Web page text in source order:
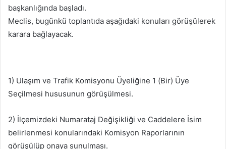
başkanlığında başladı.
Meclis, bugünkü toplantıda aşağıdaki konuları görüşülerek
karara bağlayacak.
1) Ulaşım ve Trafik Komisyonu Üyeliğine 1 (Bir) Üye
Seçilmesi hususunun görüşülmesi.
2) İlçemizdeki Numarataj Değişikliği ve Caddelere İsim
belirlenmesi konularındaki Komisyon Raporlarının
görüşülüp onaya sunulması.